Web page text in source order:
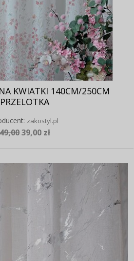
KWIATKI 140CM/250CM
PRZELOTKA
zakostyl.pl
39,00 zł